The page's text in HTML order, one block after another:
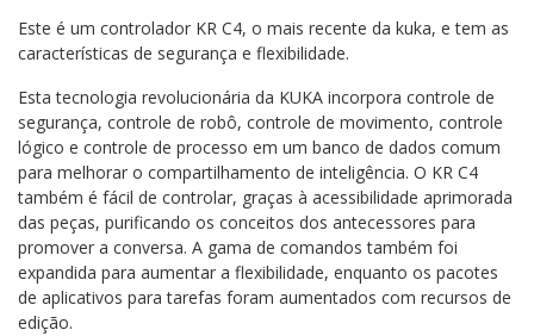
Este é um controlador KR C4, o mais recente da kuka, e tem as
características de segurança e flexibilidade.
Esta tecnologia revolucionária da KUKA incorpora controle de
segurança, controle de robô, controle de movimento, controle
lógico e controle de processo em um banco de dados comum
para melhorar o compartilhamento de inteligência. O KR C4
também é fácil de controlar, graças à acessibilidade aprimorada
das peças, purificando os conceitos dos antecessores para
promover a conversa. A gama de comandos também foi
expandida para aumentar a flexibilidade, enquanto os pacotes
de aplicativos para tarefas foram aumentados com recursos de
edição.